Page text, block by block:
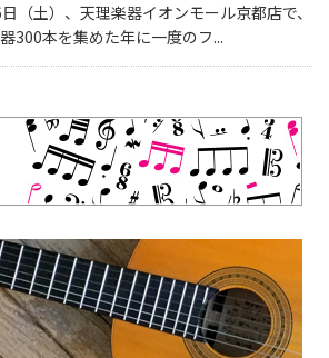
（土）、天理楽器イオンモール京都店で、
300本を集めた年に一度のフ...